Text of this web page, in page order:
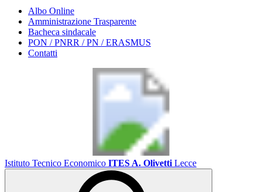
Albo Online
Amministrazione Trasparente
Bacheca sindacale
PON / PNRR / PN / ERASMUS
Contatti
Istituto Tecnico Economico ITES A. Olivetti Lecce